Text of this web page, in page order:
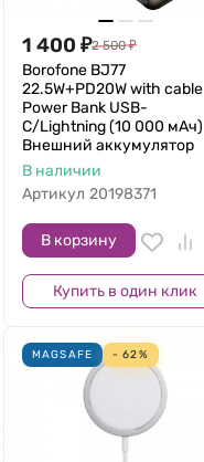
1 400 ₽2 500 ₽
Borofone BJ77
22.5W+PD20W with cable
Power Bank USB-
C/Lightning (10 000 мАч)
Внешний аккумулятор
В наличии
Артикул 20198371
В корзину
Купить в один клик
MAGSAFE - 62%